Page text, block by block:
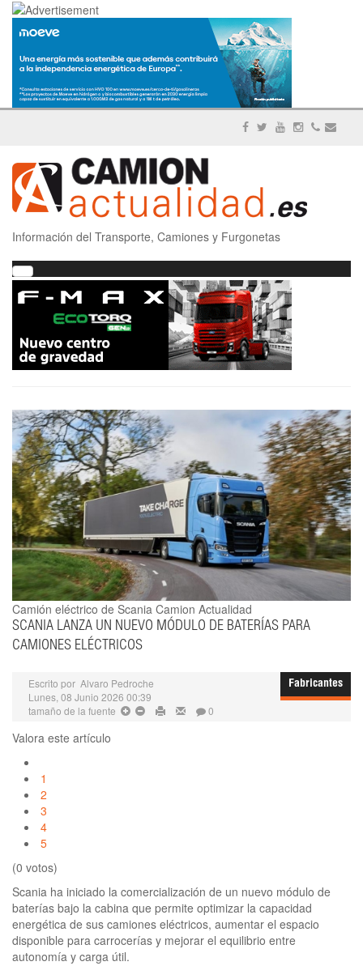
Información del Transporte, Camiones y Furgonetas
Camión eléctrico de Scania Camion Actualidad
SCANIA LANZA UN NUEVO MÓDULO DE BATERÍAS PARA
CAMIONES ELÉCTRICOS
Fabricantes
Escrito por Alvaro Pedroche
Lunes, 08 Junio 2026 00:39
tamaño de la fuente
0
Valora este artículo
1
2
3
4
5
(0 votos)
Scania ha iniciado la comercialización de un nuevo módulo de
baterías bajo la cabina que permite optimizar la capacidad
energética de sus camiones eléctricos, aumentar el espacio
disponible para carrocerías y mejorar el equilibrio entre
autonomía y carga útil.